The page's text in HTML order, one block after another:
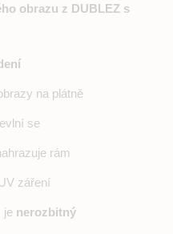
obrazu z DUBLEZ s
na plátně
se
rám
záření
je nerozbitný